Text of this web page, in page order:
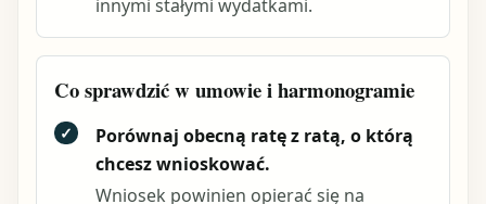
innymi stałymi wydatkami.
Co sprawdzić w umowie i harmonogramie
✓
Porównaj obecną ratę z ratą, o którą
chcesz wnioskować.
Wniosek powinien opierać się na